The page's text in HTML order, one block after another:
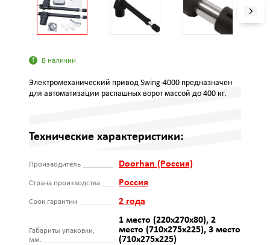
В наличии
Электромеханический привод Swing‑4000 предназначен
для автоматизации распашных ворот массой до 400 кг.
Технические характеристики:
Производитель Doorhan (Россия)
Страна производства Россия
Срок гарантии 2 года
Габариты упаковки,
мм.
1 место (220х270х80), 2
место (710х275х225), 3 место
(710х275х225)